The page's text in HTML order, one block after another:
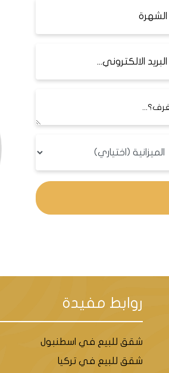
روابط مفيدة
شقق للبيع في اسطنبول
شقق للبيع في تركيا